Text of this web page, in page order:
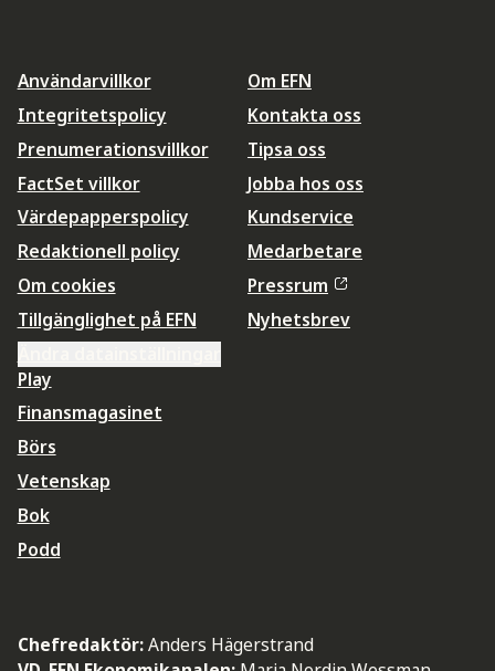
Användarvillkor
Integritetspolicy
Prenumerationsvillkor
FactSet villkor
Värdepapperspolicy
Redaktionell policy
Om cookies
Tillgänglighet på EFN
Om EFN
Kontakta oss
Tipsa oss
Jobba hos oss
Kundservice
Medarbetare
Pressrum
Nyhetsbrev
Play
Finansmagasinet
Börs
Vetenskap
Bok
Podd
Chefredaktör:Anders Hägerstrand